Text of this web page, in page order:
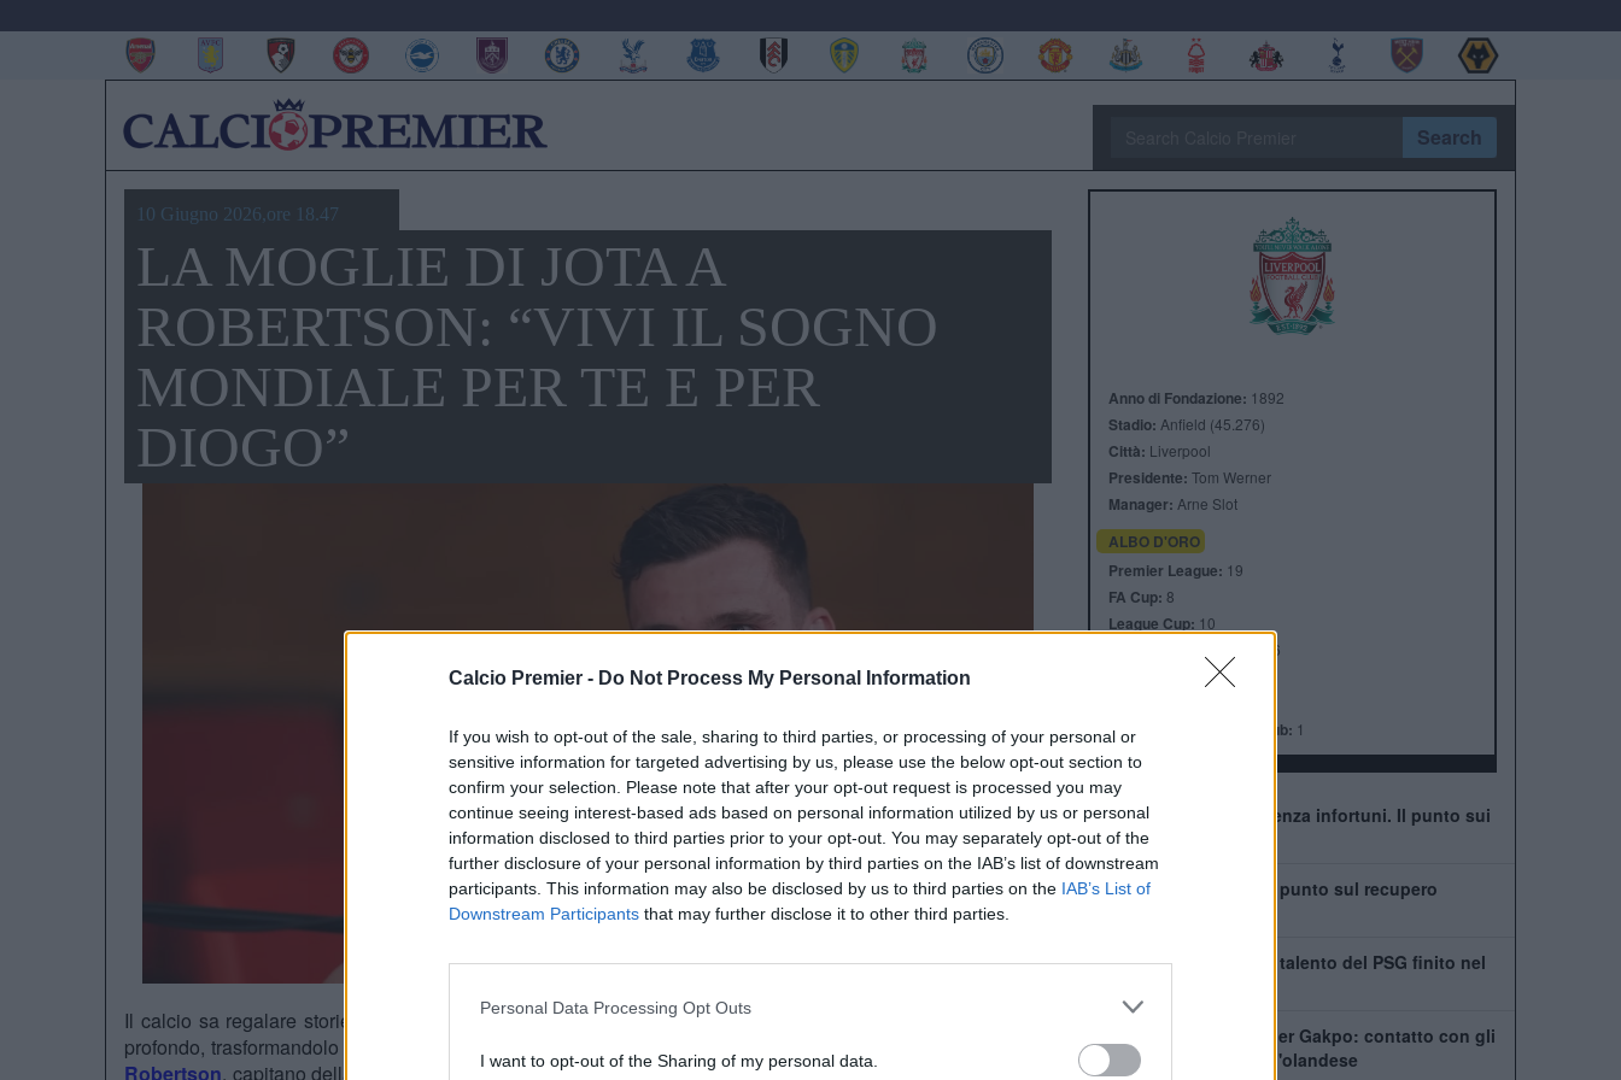
Calcio Premier - Do Not Process My Personal Information
If you wish to opt-out of the sale, sharing to third parties, or processing of your personal or
sensitive information for targeted advertising by us, please use the below opt-out section to
confirm your selection. Please note that after your opt-out request is processed you may
continue seeing interest-based ads based on personal information utilized by us or personal
information disclosed to third parties prior to your opt-out. You may separately opt-out of the
further disclosure of your personal information by third parties on the IAB’s list of downstream
participants. This information may also be disclosed by us to third parties on the IAB’s List of
Downstream Participants that may further disclose it to other third parties.
Personal Data Processing Opt Outs
I want to opt-out of the Sharing of my personal data.
Search
10 Giugno 2026,ore 18.47
LA MOGLIE DI JOTA A
ROBERTSON: “VIVI IL SOGNO
MONDIALE PER TE E PER
DIOGO”
Il calcio sa regalare storie che vanno ben oltre il risultato o la tattica. A volte, si intreccia con il dolore più
profondo, trasformandolo in una forza capace di ispirare un’intera nazione. È quello che sta vivendo
Robertson, capitano della Scozia, che in vista dell’impegno mondiale porta con sé un peso e una missione
Anno di Fondazione: 1892
Stadio: Anfield (45.276)
Città: Liverpool
Presidente: Tom Werner
Manager: Arne Slot
ALBO D'ORO
Premier League: 19
FA Cup: 8
League Cup: 10
16
Champions League:
Coppa del Mondo per Club: 1
Liverpool: è già emergenza infortuni. Il punto sui
possibili ritorni
Leoni vede il ritorno: il punto sul recupero
Chi è Ibrahim Mbaye, il talento del PSG finito nel
Tottenham scatenato per Gakpo: contatto con gli
agenti, De Zerbi vuole l'olandese